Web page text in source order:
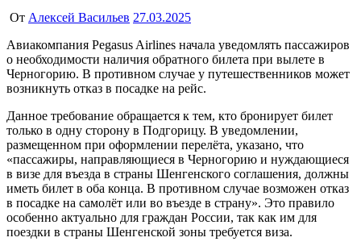
От Алексей Васильев 27.03.2025
Авиакомпания Pegasus Airlines начала уведомлять пассажиров
о необходимости наличия обратного билета при вылете в
Черногорию. В противном случае у путешественников может
возникнуть отказ в посадке на рейс.
Данное требование обращается к тем, кто бронирует билет
только в одну сторону в Подгорицу. В уведомлении,
размещенном при оформлении перелёта, указано, что
«пассажиры, направляющиеся в Черногорию и нуждающиеся
в визе для въезда в страны Шенгенского соглашения, должны
иметь билет в оба конца. В противном случае возможен отказ
в посадке на самолёт или во въезде в страну». Это правило
особенно актуально для граждан России, так как им для
поездки в страны Шенгенской зоны требуется виза.